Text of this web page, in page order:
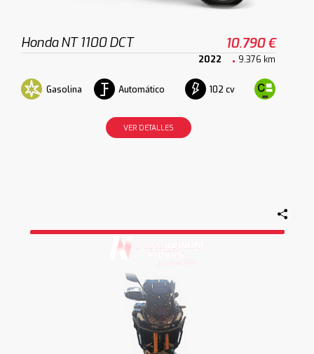
Honda NT 1100 DCT 10.790 €
2022 9.376 km
Gasolina Automático 102 cv
VER DETALLES